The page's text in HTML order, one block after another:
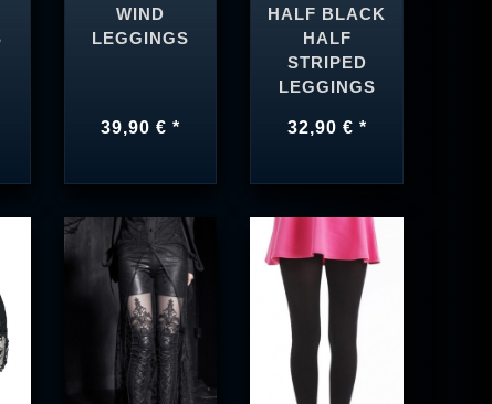
WIND
LEGGINGS
39,90 € *
HALF BLACK
HALF
STRIPED
LEGGINGS
32,90 € *